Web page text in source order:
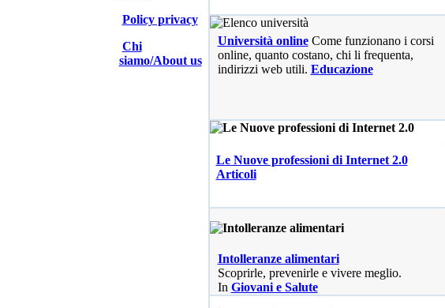
Policy privacy
Chi
siamo/About us
Università online Come funzionano i corsi
online, quanto costano, chi li frequenta,
indirizzi web utili. Educazione
Le Nuove professioni di Internet 2.0
Articoli
Intolleranze alimentari
Scoprirle, prevenirle e vivere meglio.
In Giovani e Salute